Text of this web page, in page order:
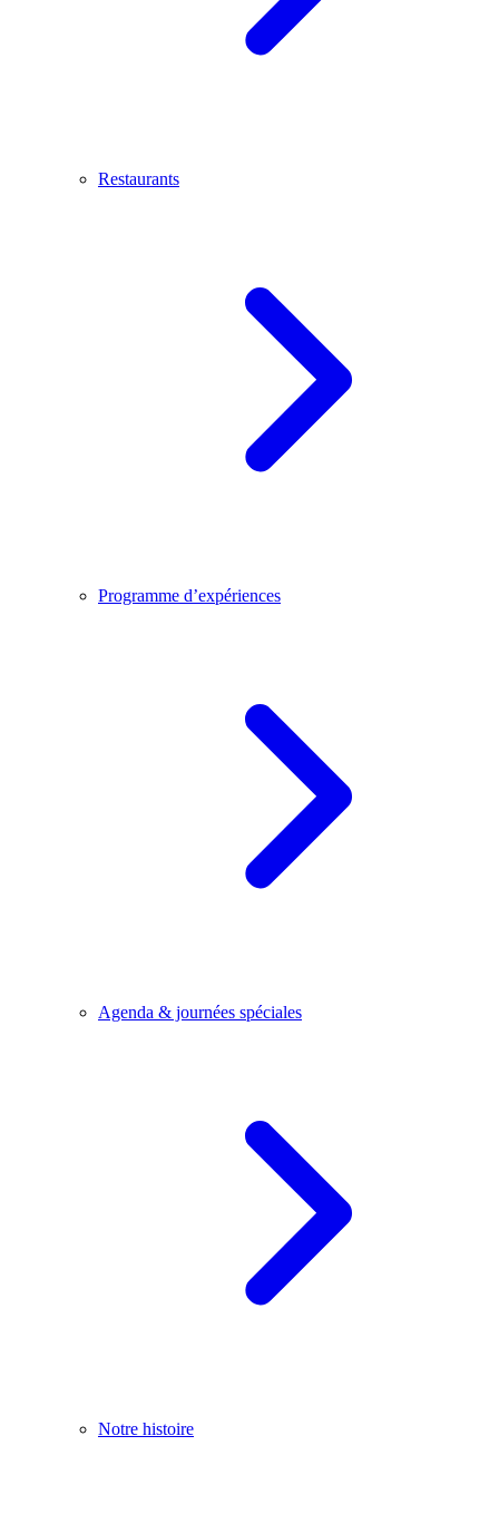
Restaurants
Programme d’expériences
Agenda & journées spéciales
Notre histoire